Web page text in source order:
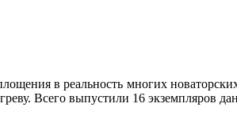
в реальность многих
Всего выпустили 16 экземпляров